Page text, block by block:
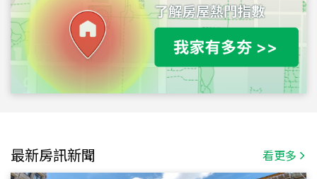
最新房訊新聞 看更多